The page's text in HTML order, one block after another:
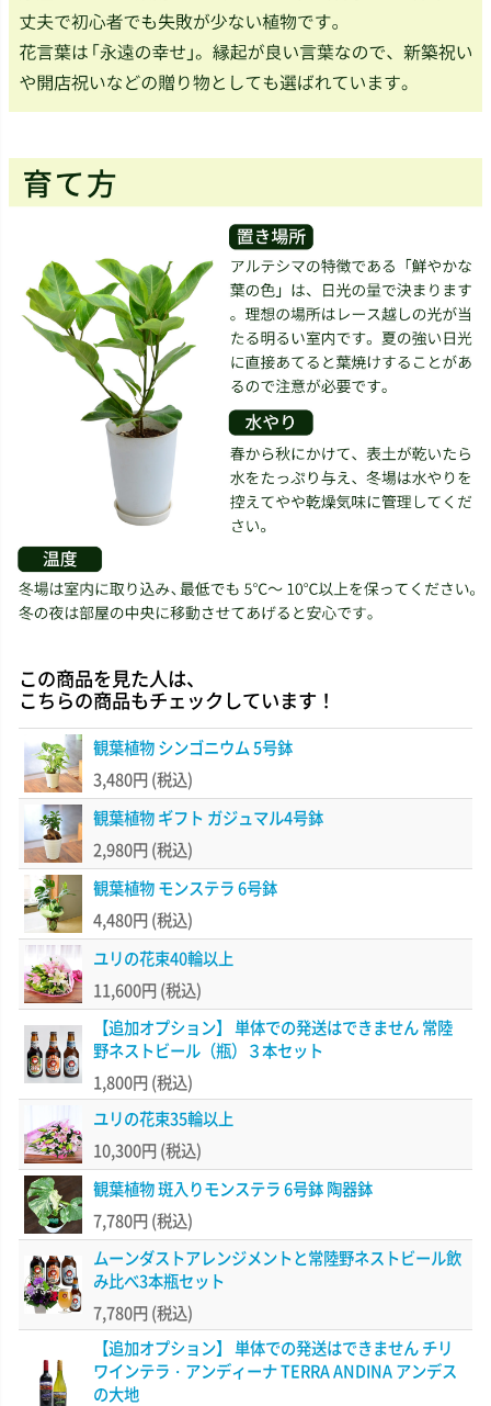
この商品を見た人は、
こちらの商品もチェックしています！
観葉植物 シンゴニウム 5号鉢
3,480円 (税込)
観葉植物 ギフト ガジュマル4号鉢
2,980円 (税込)
観葉植物 モンステラ 6号鉢
4,480円 (税込)
ユリの花束40輪以上
11,600円 (税込)
【追加オプション】 単体での発送はできません 常陸
野ネストビール（瓶）３本セット
1,800円 (税込)
ユリの花束35輪以上
10,300円 (税込)
観葉植物 斑入りモンステラ 6号鉢 陶器鉢
7,780円 (税込)
ムーンダストアレンジメントと常陸野ネストビール飲
み比べ3本瓶セット
7,780円 (税込)
【追加オプション】 単体での発送はできません チリ
ワインテラ・アンディーナ TERRA ANDINA アンデス
の大地